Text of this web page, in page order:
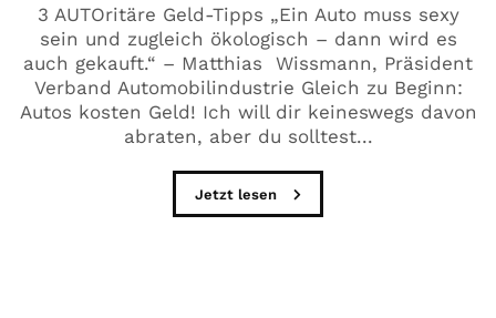
3 AUTOritäre Geld-Tipps „Ein Auto muss sexy
sein und zugleich ökologisch – dann wird es
auch gekauft.“ – Matthias Wissmann, Präsident
Verband Automobilindustrie Gleich zu Beginn:
Autos kosten Geld! Ich will dir keineswegs davon
abraten, aber du solltest...
Jetzt lesen